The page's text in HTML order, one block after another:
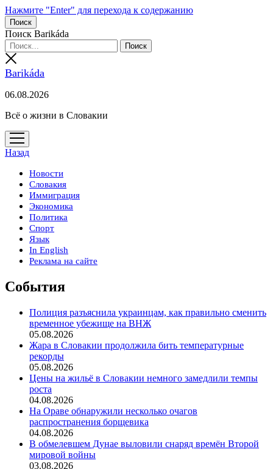
Нажмите "Enter" для перехода к содержанию
Поиск
Поиск Barikáda
Barikáda
06.08.2026
Всё о жизни в Словакии
открыть
меню
Назад
Новости
Словакия
Иммиграция
Экономика
Политика
Спорт
Язык
In English
Реклама на сайте
События
Полиция разъяснила украинцам, как правильно сменить
временное убежище на ВНЖ
05.08.2026
Жара в Словакии продолжила бить температурные
рекорды
05.08.2026
Цены на жильё в Словакии немного замедлили темпы
роста
04.08.2026
На Ораве обнаружили несколько очагов
распространения борщевика
04.08.2026
В обмелевшем Дунае выловили снаряд времён Второй
мировой войны
03.08.2026